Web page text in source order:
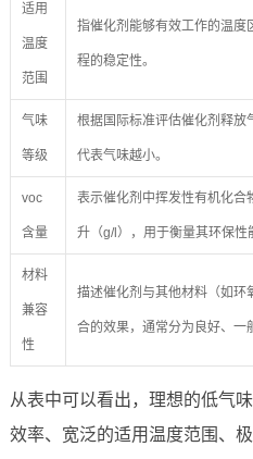
适用
温度
范围
指催化剂能够有效工作的温度
程的稳定性。
气味
等级
根据国际标准评估催化剂释放
代表气味越小。
voc
含量
表示催化剂中挥发性有机化合
升（g/l），用于衡量其环保性
材料
兼容
性
描述催化剂与其他材料（如环
合的效果，通常分为良好、一
从表中可以看出，理想的低气
效率、宽泛的适用温度范围、